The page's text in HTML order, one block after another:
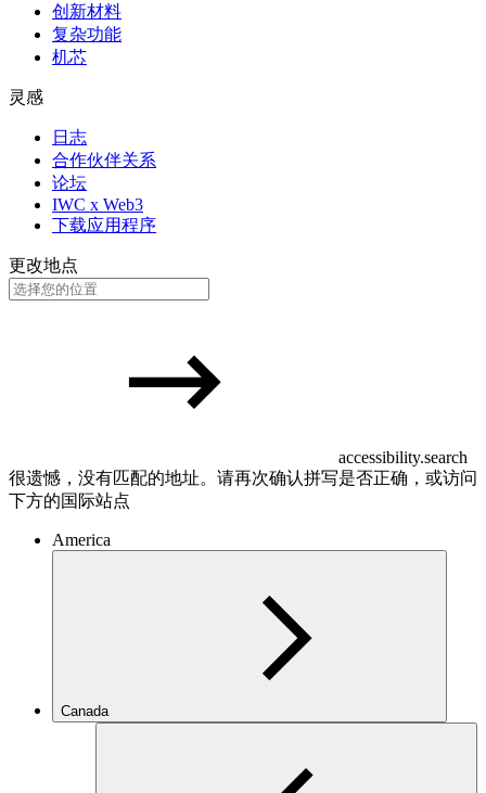
创新材料
复杂功能
机芯
灵感
日志
合作伙伴关系
论坛
IWC x Web3
下载应用程序
更改地点
accessibility.search
很遗憾，没有匹配的地址。请再次确认拼写是否正确，或访问
下方的国际站点
America
Canada